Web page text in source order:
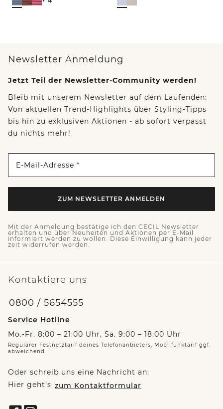
Newsletter Anmeldung
Jetzt Teil der Newsletter-Community werden!
Bleib mit unserem Newsletter auf dem Laufenden:
Von aktuellen Trend-Highlights über Styling-Tipps
bis hin zu exklusiven Aktionen - ab sofort verpasst
du nichts mehr!
E-Mail-Adresse *
ZUM NEWSLETTER ANMELDEN
Mit der Anmeldung bestätige ich den CECIL Newsletter
erhalten und über Neuheiten und Aktionen per E-Mail
informiert werden zu wollen. Diese Einwilligung kann jeder
zeit widerrufen werden.
Kontaktiere uns
0800 / 5654555
Service Hotline
Mo.-Fr. 8:00 – 21:00 Uhr, Sa. 9:00 – 18:00 Uhr
Regulärer Festnetztarif deines Telefonanbieters, Mobilfunktarif ggf.
abweichend.
Oder schreib uns eine Nachricht an:
Hier geht’s zum Kontaktformular